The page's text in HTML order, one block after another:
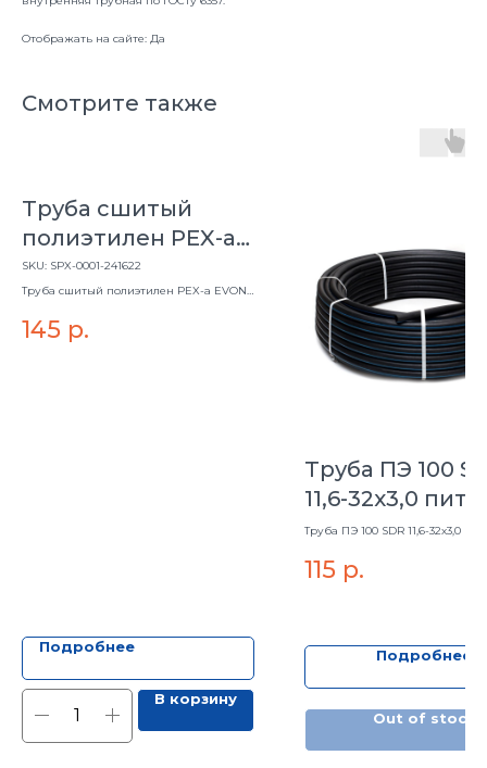
Отображать на сайте: Да
Смотрите также
Труба сшитый
полиэтилен PEX-a
EVON 16*2.2 серый
STOUT
SKU: SPX-0001-241622
Труба сшитый полиэтилен PEX-a EVON
145 р.
Подробнее
В корзину
Труба ПЭ 100
11,6-32х3,0
ГОСТ 18599-
Труба ПЭ 100 SDR 11,6-32х3,0
115 р.
Подробнее
Out of stock